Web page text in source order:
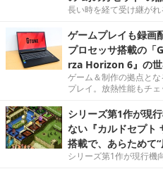
長い時を経て受け継がれ
ゲームプレイも録
プロセッサ搭載の「
rza Horizon 6』の
ゲーム＆制作の拠点と
プレイ。放熱性能もチェ
シリーズ第1作が現
ない『カルドセプト
搭載で、あらためて
シリーズ第1作が現行機